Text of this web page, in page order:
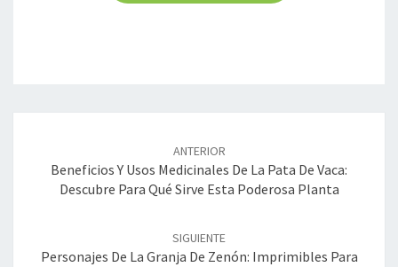
entradas
ANTERIOR
Beneficios Y Usos Medicinales De La Pata De Vaca:
Descubre Para Qué Sirve Esta Poderosa Planta
SIGUIENTE
Personajes De La Granja De Zenón: Imprimibles Para